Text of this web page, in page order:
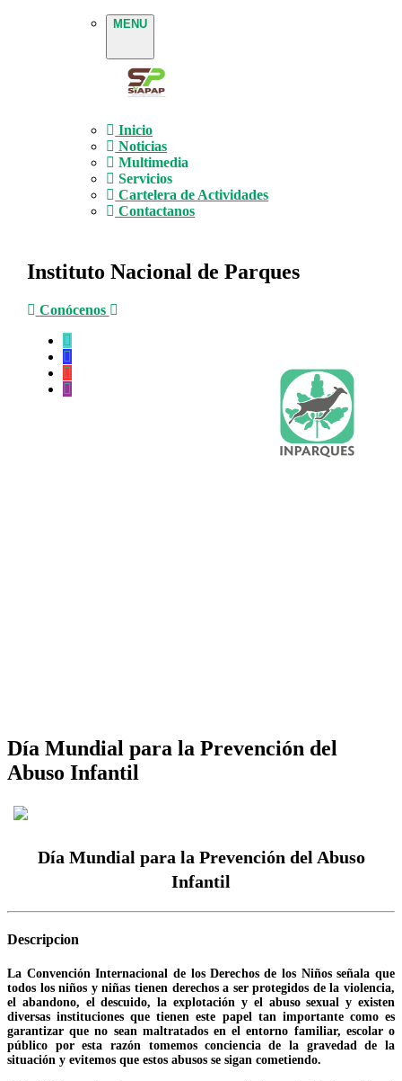
MENU
Inicio
Noticias
Multimedia
Servicios
Cartelera de Actividades
Contactanos
Instituto Nacional de Parques
Conócenos
Día Mundial para la Prevención del
Abuso Infantil
Día Mundial para la Prevención del Abuso
Infantil
Descripcion
La Convención Internacional de los Derechos de los Niños señala que
todos los niños y niñas tienen derechos a ser protegidos de la violencia,
el abandono, el descuido, la explotación y el abuso sexual y existen
diversas instituciones que tienen este papel tan importante como es
garantizar que no sean maltratados en el entorno familiar, escolar o
público por esta razón tomemos conciencia de la gravedad de la
situación y evitemos que estos abusos se sigan cometiendo.